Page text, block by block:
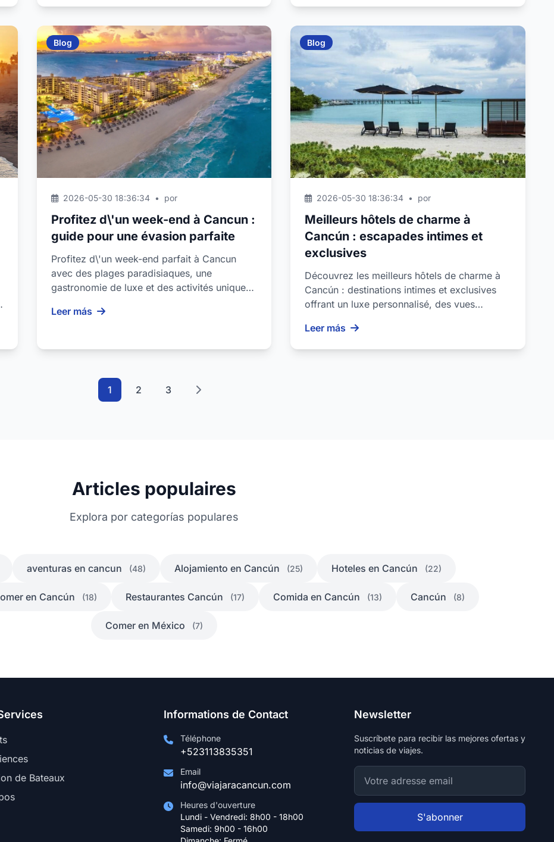
Blog
2026-05-30 18:36:34 • por
Profitez d\'un week-end à Cancun :
guide pour une évasion parfaite
Profitez d\'un week-end parfait à Cancun
avec des plages paradisiaques, une
gastronomie de luxe et des activités uniques
Leer más
Blog
2026-05-30 18:36:34 • por
Meilleurs hôtels de charme à
Cancún : escapades intimes et
exclusives
Découvrez les meilleurs hôtels de charme à
Cancún : destinations intimes et exclusives
offrant un luxe personnalisé, des vues
Leer más
1 2 3
Articles populaires
Explora por categorías populares
aventuras en cancun (48) Alojamiento en Cancún (25) Hoteles en Cancún (22)
en Cancún (18) Restaurantes Cancún (17) Comida en Cancún (13) Cancún (8)
Comer en México (7)
de Bateaux
Informations de Contact
Téléphone
+523113835351
Email
info@viajaracancun.com
Heures d'ouverture
Lundi - Vendredi: 8h00 - 18h00
Samedi: 9h00 - 16h00
Newsletter
Suscríbete para recibir las mejores ofertas y
noticias de viajes.
S'abonner